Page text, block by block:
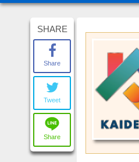
SHARE
Share
Tweet
Share